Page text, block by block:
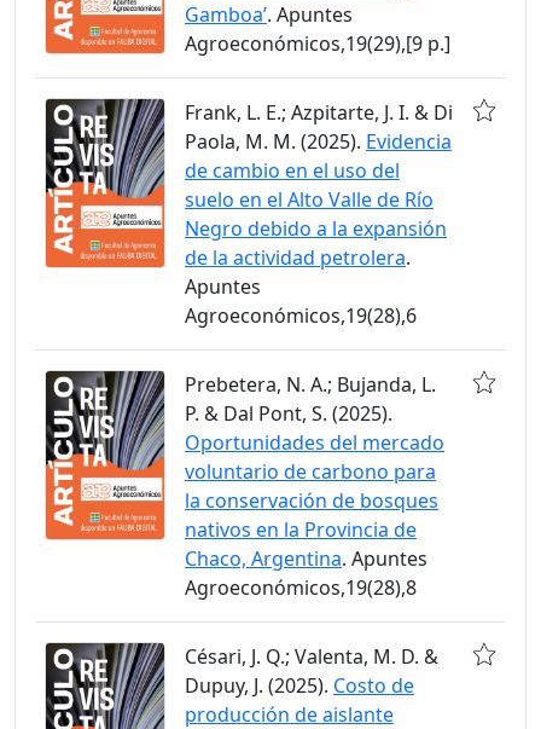
Gamboa’. Apuntes
Agroeconómicos,19(29),[9 p.]
Frank, L. E.; Azpitarte, J. I. & Di
Paola, M. M. (2025). Evidencia
de cambio en el uso del
suelo en el Alto Valle de Río
Negro debido a la expansión
de la actividad petrolera.
Apuntes
Agroeconómicos,19(28),6
Prebetera, N. A.; Bujanda, L.
P. & Dal Pont, S. (2025).
Oportunidades del mercado
voluntario de carbono para
la conservación de bosques
nativos en la Provincia de
Chaco, Argentina. Apuntes
Agroeconómicos,19(28),8
Césari, J. Q.; Valenta, M. D. &
Dupuy, J. (2025). Costo de
producción de aislante